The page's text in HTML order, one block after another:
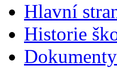
Hlavní
Historie